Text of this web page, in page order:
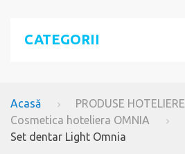
CATEGORII
Acasă
PRODUSE HOTELIERE
Cosmetica hoteliera OMNIA
Set dentar Light Omnia